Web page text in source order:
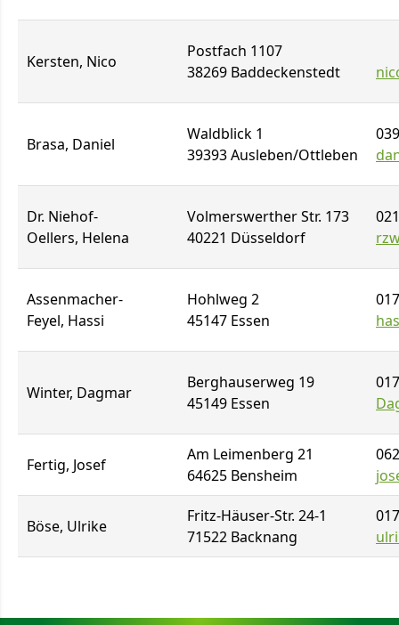
Kersten, Nico
Postfach 1107
38269 Baddeckenstedt
Brasa, Daniel
Waldblick 1
39393 Ausleben/Ottleben
Dr. Niehof-
Oellers, Helena
Volmerswerther Str. 173
40221 Düsseldorf
Assenmacher-
Feyel, Hassi
Hohlweg 2
45147 Essen
Winter, Dagmar
Berghauserweg 19
45149 Essen
Fertig, Josef
Am Leimenberg 21
64625 Bensheim
Böse, Ulrike
Fritz-Häuser-Str. 24-1
71522 Backnang